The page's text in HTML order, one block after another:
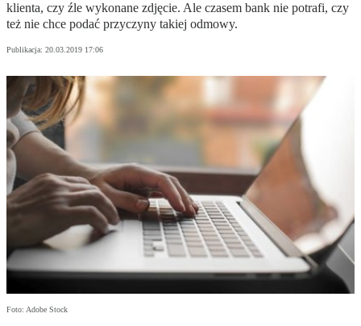
klienta, czy źle wykonane zdjęcie. Ale czasem bank nie potrafi, czy
też nie chce podać przyczyny takiej odmowy.
Publikacja: 20.03.2019 17:06
Foto: Adobe Stock